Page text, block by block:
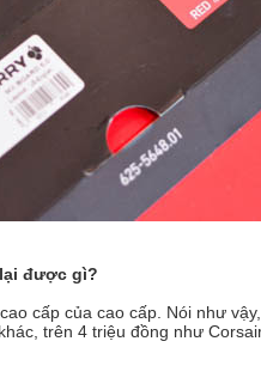
được gì?
cấp của cao cấp. Nói như
trên 4 triệu đồng như